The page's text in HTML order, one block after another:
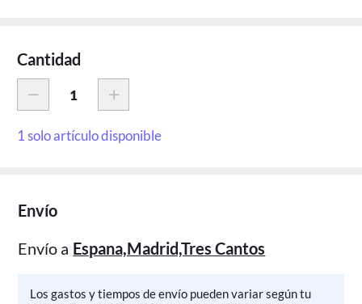
Cantidad
1 solo artículo disponible
Envío
Envío a Espana,Madrid,Tres Cantos
Los gastos y tiempos de envío pueden variar según tu